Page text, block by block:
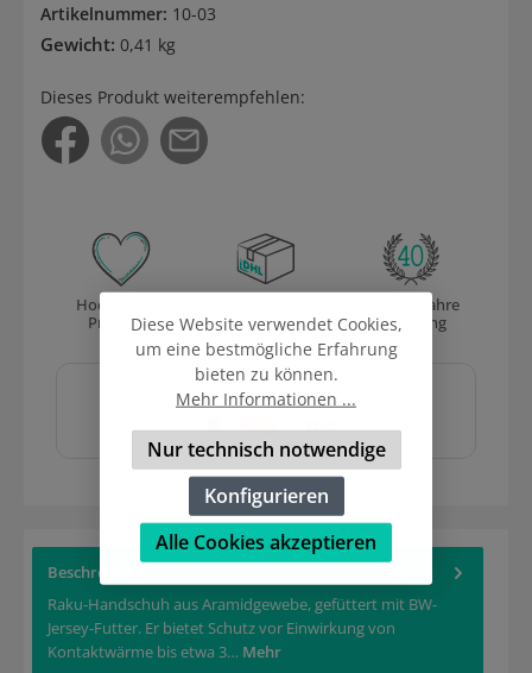
Artikelnummer: 10-03
Gewicht: 0,41 kg
Dieses Produkt weiterempfehlen:
Hochwertige
Produkte
mit DHL
Über 40 Jahre
Erfahrung
Sicher und schnell
bezahlen mit
Beschreibung
Raku-Handschuh aus Aramidgewebe, gefüttert mit BW-
Jersey-Futter. Er bietet Schutz vor Einwirkung von
Kontaktwärme bis etwa 3… Mehr
Diese Website verwendet Cookies,
um eine bestmögliche Erfahrung
bieten zu können.
Mehr Informationen ...
Nur technisch notwendige
Konfigurieren
Alle Cookies akzeptieren